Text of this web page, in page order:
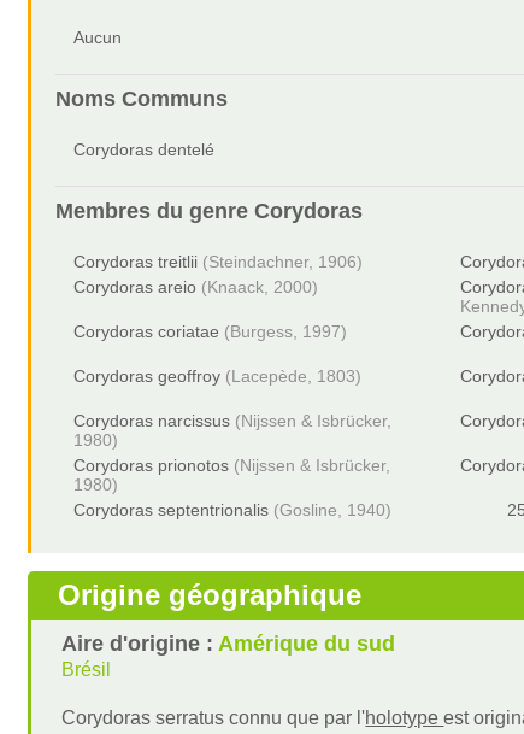
Aucun
Noms Communs
Corydoras dentelé
Membres du genreCorydoras
Corydoras treitlii (Steindachner, 1906)
Corydoras areio (Knaack, 2000)
Corydoras coriatae (Burgess, 1997)
Corydoras geoffroy (Lacepède, 1803)
Corydoras narcissus (Nijssen & Isbrücker,
1980)
Corydoras prionotos (Nijssen & Isbrücker,
1980)
Corydoras septentrionalis (Gosline, 1940)
Origine géographique
Aire d'origine :Amérique du sud
Brésil
Corydoras serratus connu que par l'holotypeest